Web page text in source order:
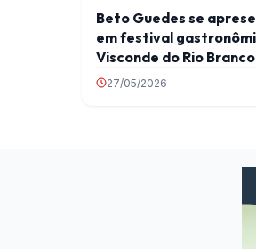
Beto Guedes se
em festival
Visconde do Rio Branco
27/05/2026